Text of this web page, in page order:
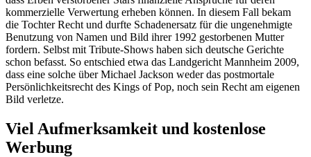
kommerzielle Verwertung erheben können. In diesem Fall bekam
die Tochter Recht und durfte Schadenersatz für die ungenehmigte
Benutzung von Namen und Bild ihrer 1992 gestorbenen Mutter
fordern. Selbst mit Tribute-Shows haben sich deutsche Gerichte
schon befasst. So entschied etwa das Landgericht Mannheim 2009,
dass eine solche über Michael Jackson weder das postmortale
Persönlichkeitsrecht des Kings of Pop, noch sein Recht am eigenen
Bild verletze.
Viel Aufmerksamkeit und kostenlose
Werbung